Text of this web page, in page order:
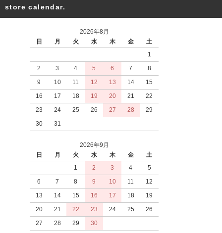
store calendar.
2026年8月
日
月 火 水 木 金
土
1
2
3 4 5 6 7
8
9
10 11 12 13 14
15
16
17 18 19 20 21
22
23
24 25 26 27 28
29
30
31
2026年9月
日
月 火 水 木 金
土
1
2 3 4
5
6
7 8 9 10 11
12
13
14 15 16 17 18
19
20
21 22 23 24 25
26
27
28 29 30